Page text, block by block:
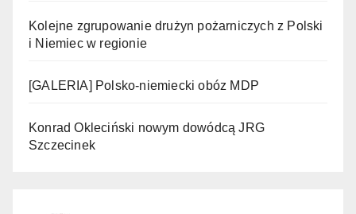
Kolejne zgrupowanie drużyn pożarniczych z Polski
i Niemiec w regionie
[GALERIA] Polsko-niemiecki obóz MDP
Konrad Okleciński nowym dowódcą JRG
Szczecinek